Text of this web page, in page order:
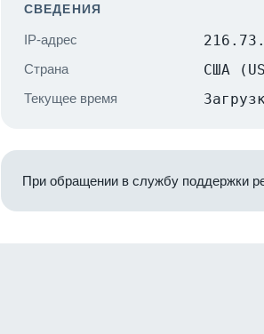
СВЕДЕНИЯ
IP-адрес
Страна США
Текущее время
При обращении в службу поддержки